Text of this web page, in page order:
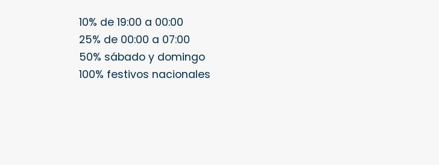
10% de 19:00 a 00:00
25% de 00:00 a 07:00
50% sábado y domingo
100% festivos nacionales